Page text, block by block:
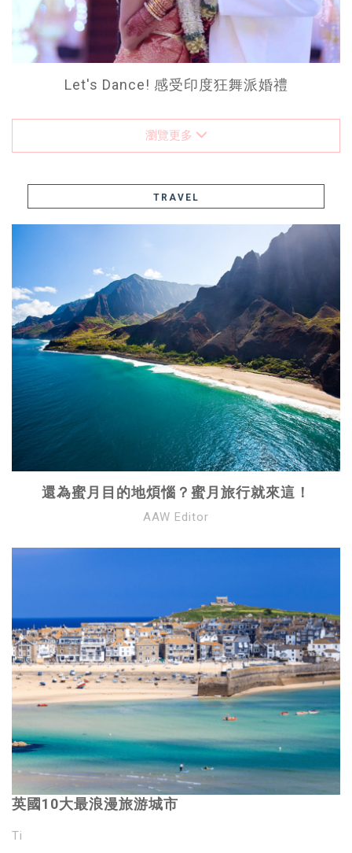
Let's Dance! 感受印度狂舞派婚禮
瀏覽更多
TRAVEL
還為蜜月目的地煩惱？蜜月旅行就來這！
AAW Editor
英國10大最浪漫旅游城市
Ti